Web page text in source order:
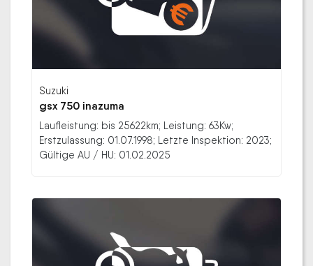
Suzuki
gsx 750 inazuma
Laufleistung: bis 25622km; Leistung: 63Kw;
Erstzulassung: 01.07.1998; Letzte Inspektion: 2023;
Gültige AU / HU: 01.02.2025